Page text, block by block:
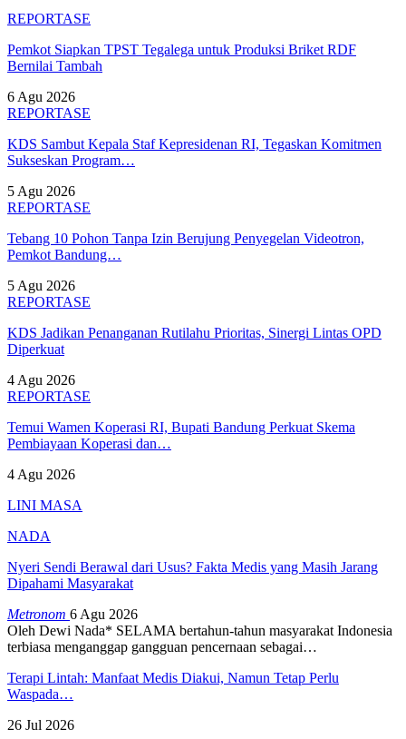
REPORTASE
Pemkot Siapkan TPST Tegalega untuk Produksi Briket RDF
Bernilai Tambah
6 Agu 2026
REPORTASE
KDS Sambut Kepala Staf Kepresidenan RI, Tegaskan Komitmen
Sukseskan Program…
5 Agu 2026
REPORTASE
Tebang 10 Pohon Tanpa Izin Berujung Penyegelan Videotron,
Pemkot Bandung…
5 Agu 2026
REPORTASE
KDS Jadikan Penanganan Rutilahu Prioritas, Sinergi Lintas OPD
Diperkuat
4 Agu 2026
REPORTASE
Temui Wamen Koperasi RI, Bupati Bandung Perkuat Skema
Pembiayaan Koperasi dan…
4 Agu 2026
LINI MASA
NADA
Nyeri Sendi Berawal dari Usus? Fakta Medis yang Masih Jarang
Dipahami Masyarakat
Metronom 6 Agu 2026
Oleh Dewi Nada* SELAMA bertahun-tahun masyarakat Indonesia
terbiasa menganggap gangguan pencernaan sebagai…
Terapi Lintah: Manfaat Medis Diakui, Namun Tetap Perlu
Waspada…
26 Jul 2026